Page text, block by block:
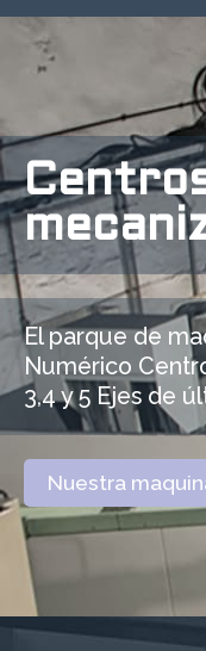
El parque de
Numérico
3,4 y 5 Ejes de
Nuestra